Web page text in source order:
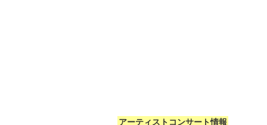
アーティストコンサート情報